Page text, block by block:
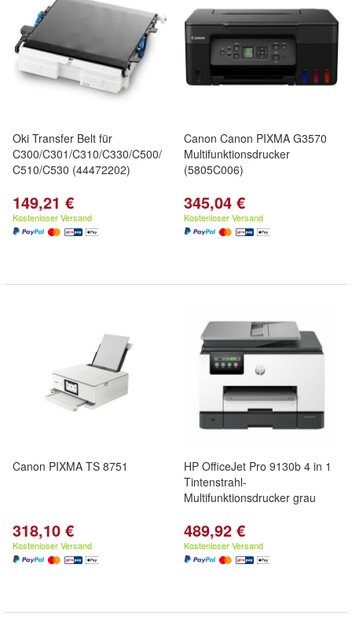
Oki Transfer Belt für
C300/C301/C310/C330/C500/
C510/C530 (44472202)
149,21 €
Kostenloser Versand
Canon Canon PIXMA G3570
Multifunktionsdrucker
(5805C006)
345,04 €
Kostenloser Versand
Canon PIXMA TS 8751
318,10 €
Kostenloser Versand
HP OfficeJet Pro 9130b 4 in 1
Tintenstrahl-
Multifunktionsdrucker grau
489,92 €
Kostenloser Versand